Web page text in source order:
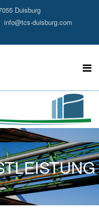
Duisburg
info@tcs-duisburg.com